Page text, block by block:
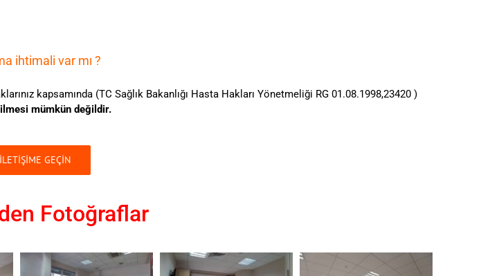
ihtimali var mı ?
kapsamında (TC Sağlık Bakanlığı Hasta Hakları Yönetmeliği RG 01.08.1998,23420 )
mümkün değildir.
GEÇİN
Fotoğraflar